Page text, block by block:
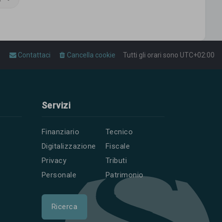
Tutti gli orari sono UTC+02:00
Cancella cookie
Contattaci
Servizi
Finanziario
Digitalizzazione
Privacy
Personale
Tecnico
Fiscale
Tributi
Patrimonio
Ricerca